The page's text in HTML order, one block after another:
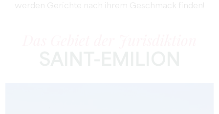
werden Gerichte nach ihrem Geschmack finden!